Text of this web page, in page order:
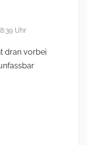
Uhr
dran vorbei